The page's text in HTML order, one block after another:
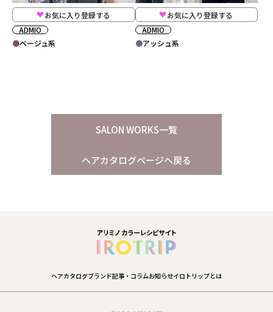
お気に入り登録する
ADMIO
ベージュ系
お気に入り登録する
ADMIO
アッシュ系
SALON WORKS一覧
ヘアカタログページへ戻る
ヘアカタログブランド記事・コラムお知らせイロトリップとは